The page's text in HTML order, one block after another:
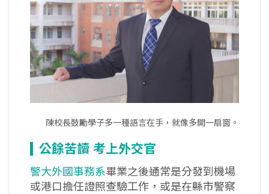
陳校長鼓勵學子多一種語言在手，就像多開一扇窗。
公餘苦讀 考上外交官
警大外國事務系畢業之後通常是分發到機場
或港口擔任證照查驗工作，或是在縣市警察